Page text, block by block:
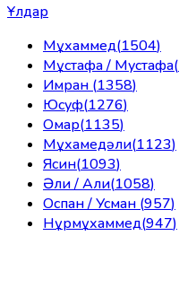
Ұлдар
Мұхаммед(1504)
Мұстафа / Мустафа(
Имран (1358)
Юсуф(1276)
Омар(1135)
Мұхамедәли(1123)
Ясин(1093)
Әли / Али(1058)
Оспан / Усман (957)
Нұрмұхаммед(947)